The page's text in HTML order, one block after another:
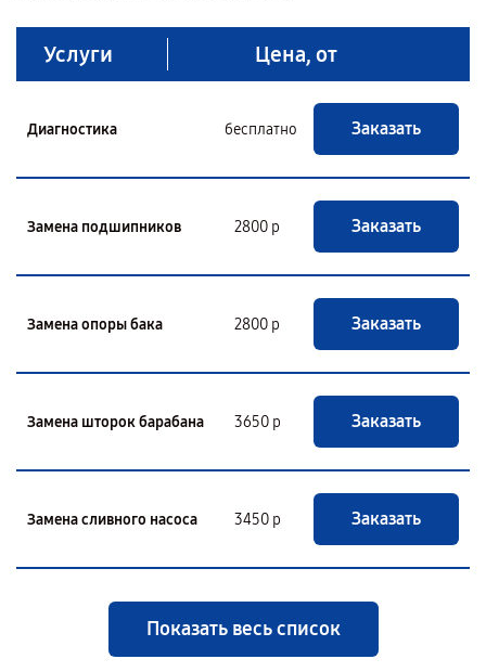
Услуги Цена, от
Диагностика бесплатно Заказать
Замена подшипников 2800 р Заказать
Замена опоры бака 2800 р Заказать
Замена шторок барабана 3650 р Заказать
Замена сливного насоса 3450 р Заказать
Показать весь список